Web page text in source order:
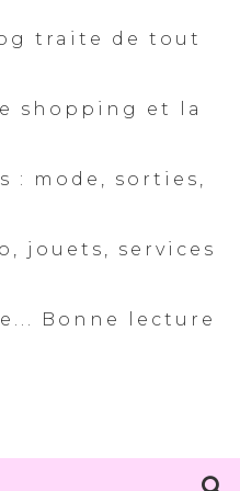
traite de tout
shopping et la
: mode, sorties,
jouets, services
Bonne lecture